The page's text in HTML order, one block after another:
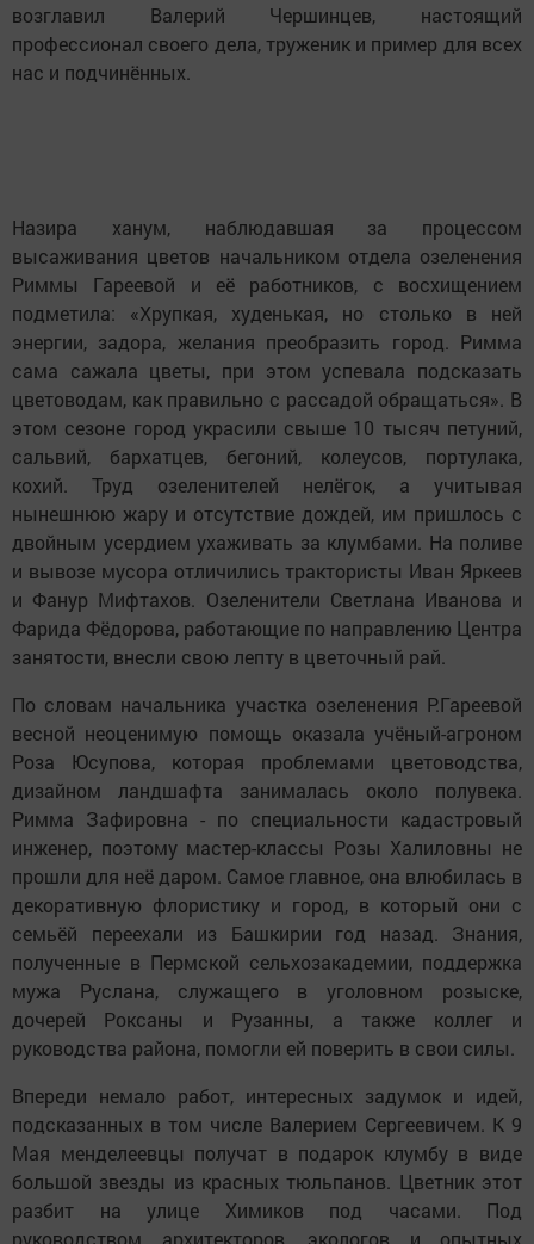
возглавил Валерий Чершинцев, настоящий
профессионал своего дела, труженик и пример для всех
нас и подчинённых.
Назира ханум, наблюдавшая за процессом
высаживания цветов начальником отдела озеленения
Риммы Гареевой и её работников, с восхищением
подметила: «Хрупкая, худенькая, но столько в ней
энергии, задора, желания преобразить город. Римма
сама сажала цветы, при этом успевала подсказать
цветоводам, как правильно с рассадой обращаться». В
этом сезоне город украсили свыше 10 тысяч петуний,
сальвий, бархатцев, бегоний, колеусов, портулака,
кохий. Труд озеленителей нелёгок, а учитывая
нынешнюю жару и отсутствие дождей, им пришлось с
двойным усердием ухаживать за клумбами. На поливе
и вывозе мусора отличились трактористы Иван Яркеев
и Фанур Мифтахов. Озеленители Светлана Иванова и
Фарида Фёдорова, работающие по направлению Центра
занятости, внесли свою лепту в цветочный рай.
По словам начальника участка озеленения Р.Гареевой
весной неоценимую помощь оказала учёный-агроном
Роза Юсупова, которая проблемами цветоводства,
дизайном ландшафта занималась около полувека.
Римма Зафировна - по специальности кадастровый
инженер, поэтому мастер-классы Розы Халиловны не
прошли для неё даром. Самое главное, она влюбилась в
декоративную флористику и город, в который они с
семьёй переехали из Башкирии год назад. Знания,
полученные в Пермской сельхозакадемии, поддержка
мужа Руслана, служащего в уголовном розыске,
дочерей Роксаны и Рузанны, а также коллег и
руководства района, помогли ей поверить в свои силы.
Впереди немало работ, интересных задумок и идей,
подсказанных в том числе Валерием Сергеевичем. К 9
Мая менделеевцы получат в подарок клумбу в виде
большой звезды из красных тюльпанов. Цветник этот
разбит на улице Химиков под часами. Под
руководством архитекторов, экологов и опытных